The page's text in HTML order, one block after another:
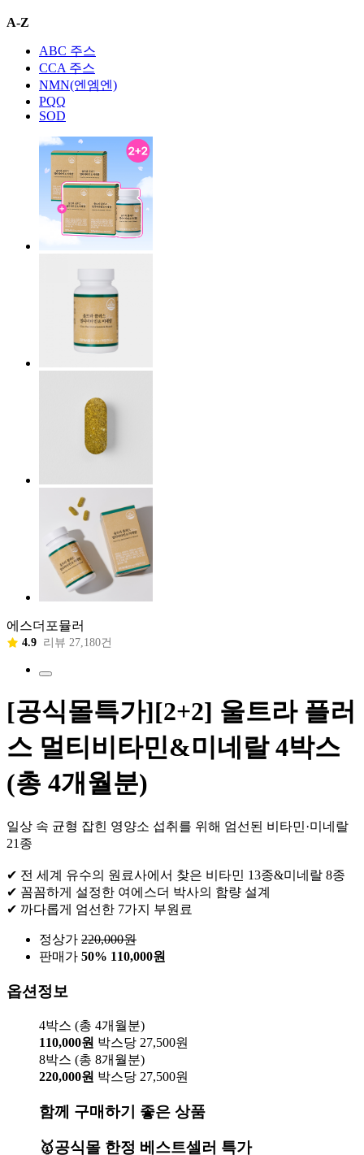
A-Z
ABC 주스
CCA 주스
NMN(엔엠엔)
PQQ
SOD
에스더포뮬러
4.9 리뷰 27,180건
[공식몰특가][2+2] 울트라 플러
스 멀티비타민&미네랄 4박스
(총 4개월분)
일상 속 균형 잡힌 영양소 섭취를 위해 엄선된 비타민·미네랄
21종
✔ 전 세계 유수의 원료사에서 찾은 비타민 13종&미네랄 8종
✔ 꼼꼼하게 설정한 여에스더 박사의 함량 설계
✔ 까다롭게 엄선한 7가지 부원료
정상가 220,000원
판매가 50% 110,000원
옵션정보
4박스 (총 4개월분)
110,000원 박스당 27,500원
8박스 (총 8개월분)
220,000원 박스당 27,500원
함께 구매하기 좋은 상품
🥇공식몰 한정 베스트셀러 특가